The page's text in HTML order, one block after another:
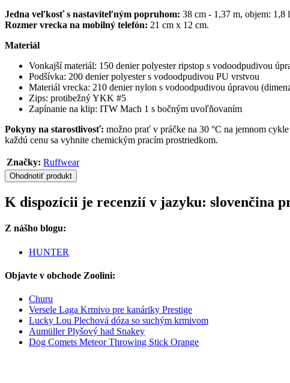
Jedna veľkosť s nastaviteľným popruhom: 38 cm - 1,37 m, objem: 1,8
Rozmer vrecka na mobilný telefón: 21 cm x 12 cm.
Materiál
Vonkajší materiál: 150 denier polyester ripstop s vodoodpudivou
Podšívka: 200 denier polyester s vodoodpudivou PU vrstvou
Materiál vrecka: 210 denier nylon s vodoodpudivou úpravou
Zips: protibežný YKK #5
Zapínanie na klip: ITW Mach 1 s bočným uvoľňovaním
Pokyny na starostlivosť: možno prať v práčke na 30 °C na jemnom
každú cenu sa vyhnite chemickým pracím prostriedkom.
Značky: Ruffwear
Ohodnotiť produkt
K dispozícii je recenzií v jazyku: slovenčina
Z nášho blogu:
HUNTER
Objavte v obchode Zoolini:
Churu
Versele Laga Krmivo pre kanáriky Prestige
Lucky Lou Plechová dóza so suchým krmivom
Aumüller Plyšový had Snakey
Dog Comets Meteor Throwing Stick Orange